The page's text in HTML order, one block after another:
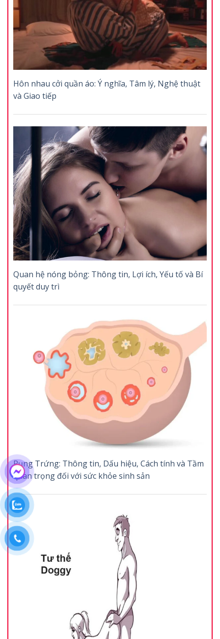
Hôn nhau cởi quần áo: Ý nghĩa, Tâm lý, Nghệ thuật
và Giao tiếp
Quan hệ nóng bỏng: Thông tin, Lợi ích, Yếu tố và Bí
quyết duy trì
Rụng Trứng: Thông tin, Dấu hiệu, Cách tính và Tầm
quan trọng đối với sức khỏe sinh sản